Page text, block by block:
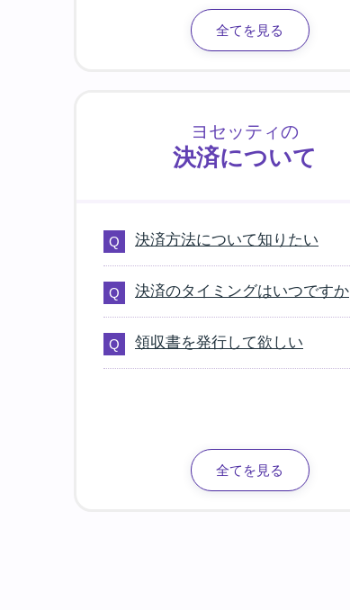
全てを見る
ヨセッティの
決済について
決済方法について知りたい
決済のタイミングはいつですか
領収書を発行して欲しい
全てを見る